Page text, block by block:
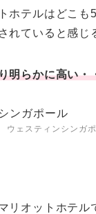
ホテルはどこも
れていると感じ
明らかに高い・
ウェスティンシンガ
リオットホテル